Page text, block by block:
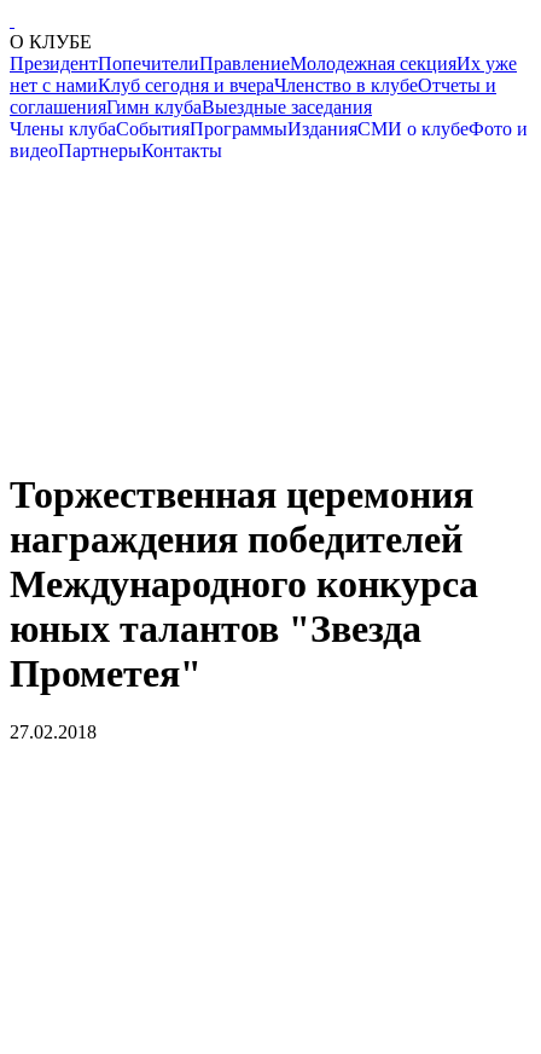
О КЛУБЕ
ПрезидентПопечителиПравлениеМолодежная секцияИх уже
нет с намиКлуб сегодня и вчераЧленство в клубеОтчеты и
соглашенияГимн клубаВыездные заседания
Члены клубаСобытияПрограммыИзданияСМИ о клубеФото и
видеоПартнерыКонтакты
Торжественная церемония
награждения победителей
Международного конкурса
юных талантов "Звезда
Прометея"
27.02.2018